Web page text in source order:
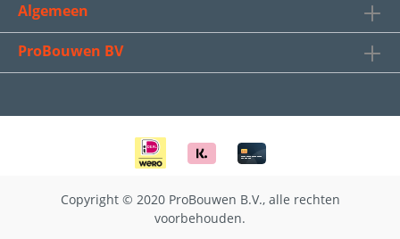
Algemeen
ProBouwen BV
Copyright © 2020 ProBouwen B.V., alle rechten
voorbehouden.